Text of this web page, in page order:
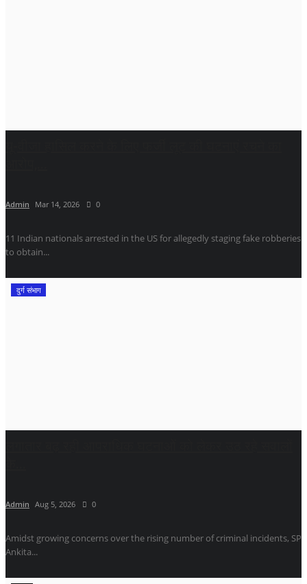
Admin Mar 14, 2026 0
11 Indian nationals arrested in the US for allegedly staging fake robberies
to obtain...
दुर्ग संभाग
Admin Aug 5, 2026 0
Amidst growing concerns over the rising number of criminal incidents, SP
Ankita...